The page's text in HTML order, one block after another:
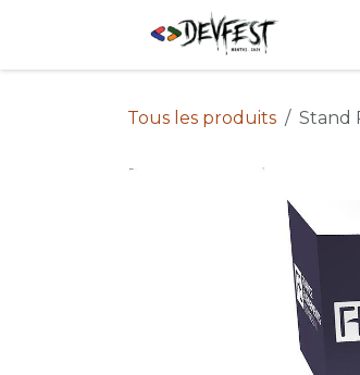
Tous les produits Stand